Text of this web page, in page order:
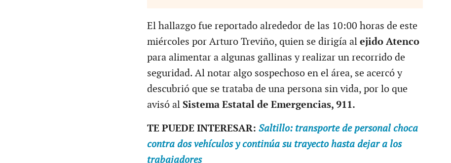
El hallazgo fue reportado alrededor de las 10:00 horas de este
miércoles por Arturo Treviño, quien se dirigía alejido Atenco
para alimentar a algunas gallinas y realizar un recorrido de
seguridad. Al notar algo sospechoso en el área, se acercó y
descubrió que se trataba de una persona sin vida, por lo que
avisó al Sistema Estatal de Emergencias, 911.
TE PUEDE INTERESAR: Saltillo: transporte de personal choca
contra dos vehículos y continúa su trayecto hasta dejar a los
trabajadores